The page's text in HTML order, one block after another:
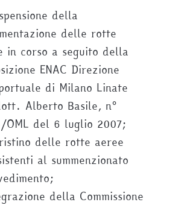
della
delle rotte
in corso a seguito della
ENAC Direzione
di Milano Linate
Alberto Basile, n°
OML del 6 luglio 2007;
delle rotte aeree
al summenzionato
della Commissione